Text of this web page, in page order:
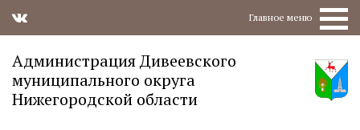
Главное меню
Администрация Дивеевского
муниципального округа
Нижегородской области